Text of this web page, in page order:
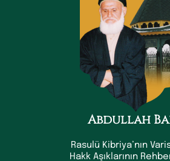
Abdullah
Rasulü Kibriya’nın
Hakk Aşıklarının